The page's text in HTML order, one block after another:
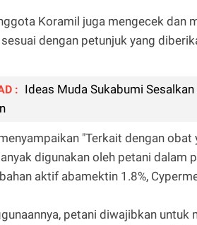
Koramil juga mengecek dan
dengan petunjuk yang
: Ideas Muda Sukabumi
"Terkait dengan
digunakan oleh petani dalam
aktif abamektin 1.8%,
petani diwajibkan untuk